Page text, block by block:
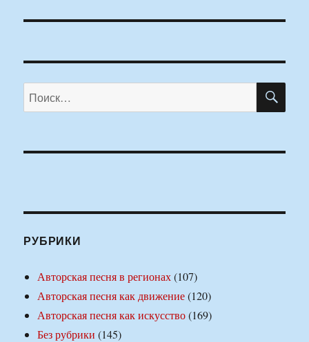
Искать:
РУБРИКИ
Авторская песня в регионах(107)
Авторская песня как движение(120)
Авторская песня как искусство(169)
Без рубрики (145)